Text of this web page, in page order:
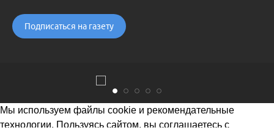
Подписаться на газету
Мы используем файлы cookie и рекомендательные
технологии. Пользуясь сайтом, вы соглашаетесь с